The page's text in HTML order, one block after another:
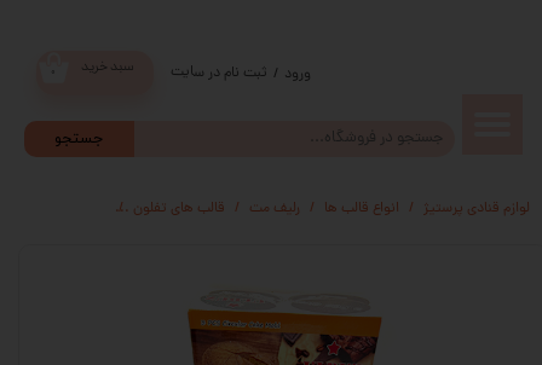
جستجو
سبد خرید ورود / ثبت نام در سایت
سفارشات
لوازم قنادی پرستیژ انواع قالب ها رلیف مت قالب های تفلون